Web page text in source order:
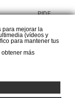
para mejorar la
(vídeos y
para mantener tus
más
PIDE
CALORYFRIO